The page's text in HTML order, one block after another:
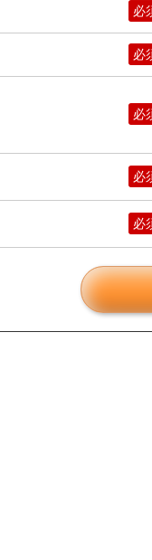
必
必
必
必
必